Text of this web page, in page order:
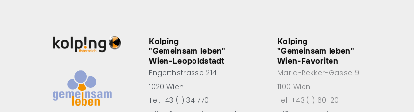
Kolping
"Gemeinsam leben"
Wien-Leopoldstadt
Engerthstrasse 214
1020 Wien
Tel.+43 (1) 34 770
Kolping
"Gemeinsam leben"
Wien-Favoriten
Maria-Rekker-Gasse 9
1100 Wien
Tel. +43 (1) 60 120